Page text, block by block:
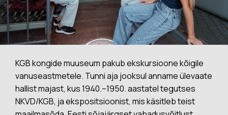
KGB kongide muuseum pakub ekskursioone kõigile
vanuseastmetele. Tunni aja jooksul anname ülevaate
hallist majast, kus 1940.–1950. aastatel tegutses
NKVD/KGB, ja ekspositsioonist, mis käsitleb teist